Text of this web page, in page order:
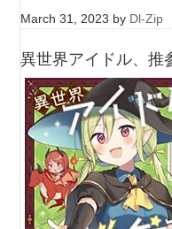
March 31, 2023 by Dl-Zip
異世界アイドル、推